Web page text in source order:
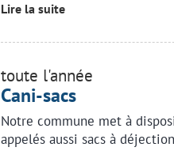
Lire la suite
toute l'année
Cani-sacs
Notre commune met à
appelés aussi sacs à